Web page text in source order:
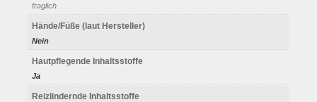
fraglich
Hände/Füße (laut Hersteller)
Nein
Hautpflegende Inhaltsstoffe
Ja
Reizlindernde Inhaltsstoffe